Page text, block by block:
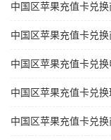
中国区苹果充值卡兑
中国区苹果充值卡兑
中国区苹果充值卡兑
中国区苹果充值卡兑
中国区苹果充值卡兑